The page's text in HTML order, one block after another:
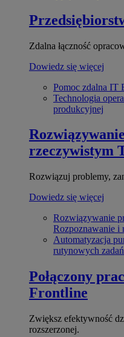
Zdalna łączność
Dowiedz się więcej
Pomoc zdalna IT
Technologia
produkcyjnej
rzeczywistym
Rozwiązuj problemy,
Dowiedz się więcej
Rozwiązywanie
Rozpoznawanie i
Automatyzacja
rutynowych
Połączony
Frontline
Zwiększ efektywność
rozszerzonej.